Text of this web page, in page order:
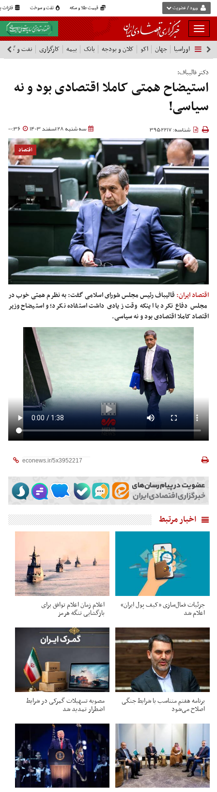
قیمت طلا و سکه نفت و سوخت فلزات ورود / عضویت
بار
و
بسته
نمودن
فهرست
اوراسیا جهان اکو کلان و بودجه بانک بیمه کارگزاری نفت و گاز
دکتر قالیباف:
استیضاح همتی کاملا اقتصادی بود و نه
سیاسی!
سه شنبه 28 اسفند 1403 00:36 شناسه: 3952217
اقتصاد
اقتصاد ایران: قالیباف رئیس مجلس شورای اسلامی گفت: به نظرم همتی خوب در
مجلس دفاع نکرد با اینکه وقت زیادی داشت استفاده نکرد؛ و استیضاح وزیر
اقتصاد کاملا اقتصادی بود و نه سیاسی.
اخبار مرتبط
جزئیات فعال‌سازی «کیف پول ایران»
اعلام شد
اعلام زمان اعلام توافق برای
بازگشایی تنگه هرمز
برنامه هفتم متناسب با شرایط جنگی
اصلاح می‌شود
مصوبه تسهیلات گمرکی در شرایط
اضطرار تمدید شد